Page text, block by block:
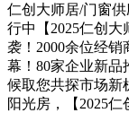
仁创大师居/门窗
行中【2025仁创大
袭！2000余位经
幕！80家企业新品
候取您共探市场新
阳光房，【2025